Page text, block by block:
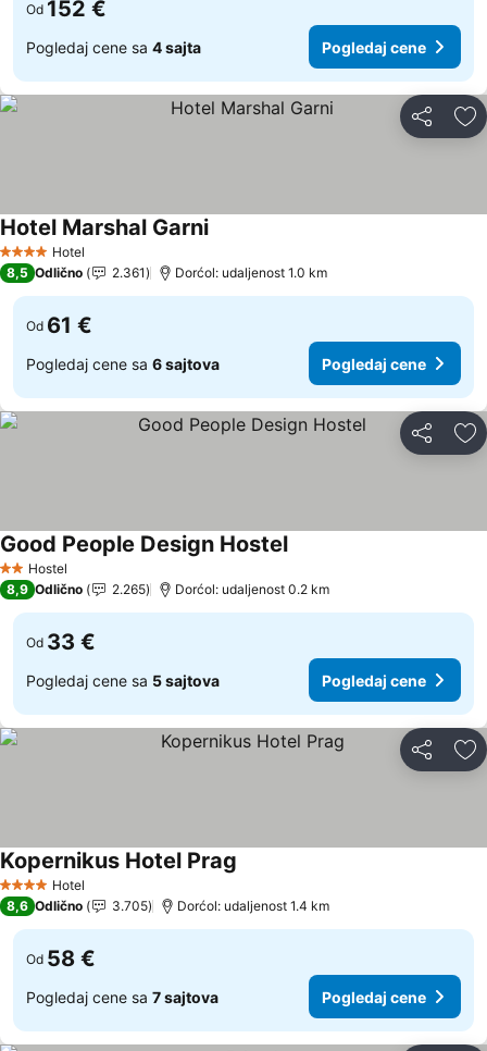
Od 152 €
Pogledaj cene sa 4 sajta Pogledaj cene
Deli
4 ZvezdiceHotel
Hotel Marshal GarniPogledaj cene
8,5 Odlično 2.361 Dorćol: udaljenost 1.0 km
Od 61 €
Pogledaj cene sa 6 sajtova Pogledaj cene
Deli
2 Zvezdice
Hostel
Good People Design HostelPogledaj cene
8,9 Odlično 2.265 Dorćol: udaljenost 0.2 km
Od 33 €
Pogledaj cene sa 5 sajtova Pogledaj cene
Deli
4 ZvezdiceHotel
Kopernikus Hotel Prag
8,6 Odlično 3.705 Dorćol: udaljenost 1.4 km
Od 58 €
Pogledaj cene sa 7 sajtova Pogledaj cene